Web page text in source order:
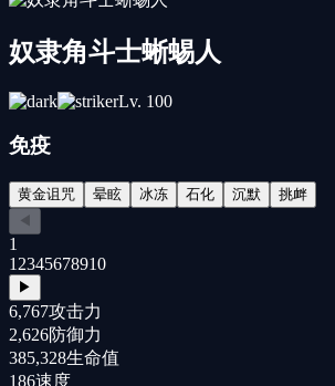
奴隶角斗士蜥蜴人
Lv. 100
免疫
黄金诅咒 晕眩 冰冻 石化 沉默
挑衅
◀
1
1 2345678910
▶
6,767攻击力
2,626防御力
385,328生命值
186速度